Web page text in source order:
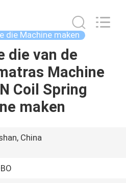
die Machine maken
die van de
Machine
Coil Spring
maken
China